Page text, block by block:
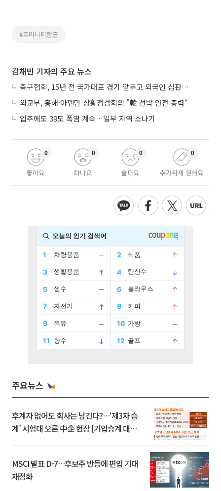
#트리니티항공
김채빈 기자의 주요 뉴스
축구협회, 15년 전 국가대표 경기 앞두고 외국인 심판에 ‘성접대’
외교부, 홍해·아덴만 상황점검회의 "韓 선박 안전 총력“
입추에도 39도 폭염 계속…일부 지역 소나기
좋아요
0
화나요
0
슬퍼요
0
추가취재 원해요
0
주요뉴스
후계자 없어도 회사는 남긴다?…‘제3자 승
계’ 시험대 오른 中企 현장 [기업승계 대전
MSCI 발표 D-7…후보주 반등에 편입 기대
재점화